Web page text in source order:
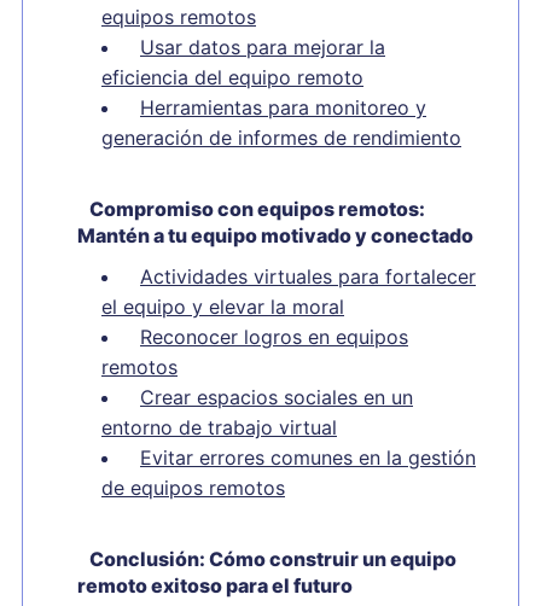
equipos remotos
Usar datos para mejorar la
eficiencia del equipo remoto
Herramientas para monitoreo y
generación de informes de rendimiento
Compromiso con equipos remotos:
Mantén a tu equipo motivado y conectado
Actividades virtuales para fortalecer
el equipo y elevar la moral
Reconocer logros en equipos
remotos
Crear espacios sociales en un
entorno de trabajo virtual
Evitar errores comunes en la gestión
de equipos remotos
Conclusión: Cómo construir un equipo
remoto exitoso para el futuro